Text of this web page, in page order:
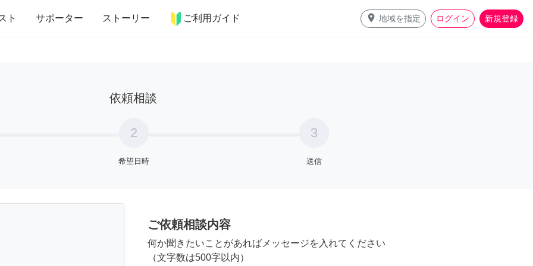
ト サポーター ストーリー ご利用ガイド place 地域を指定 ログイン 新規登録
インテリア 趣味・習い事 ペット 料理
依頼相談
2
希望日時
3
送信
ご依頼相談内容
何か聞きたいことがあればメッセージを入れてください
（文字数は500字以内）